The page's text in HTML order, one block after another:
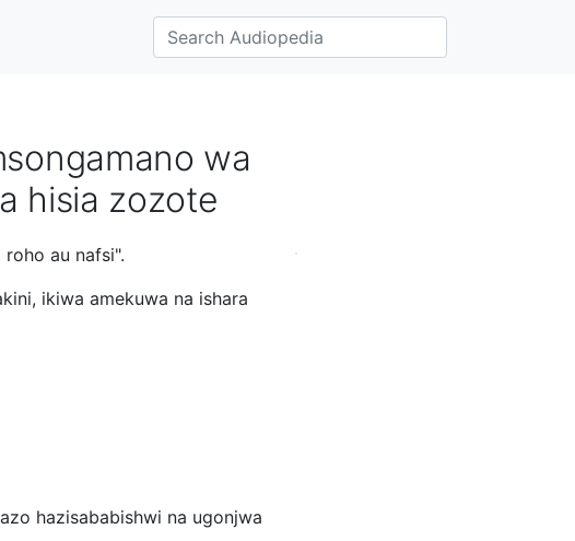
wa
hisia zozote
au nafsi".
ikiwa amekuwa na ishara
hazisababishwi na ugonjwa